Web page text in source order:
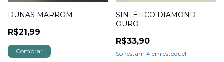
DUNAS MARROM
R$21,99
SINTÉTICO DIAMOND-
OURO
R$33,90
Só restam 4 em estoque!